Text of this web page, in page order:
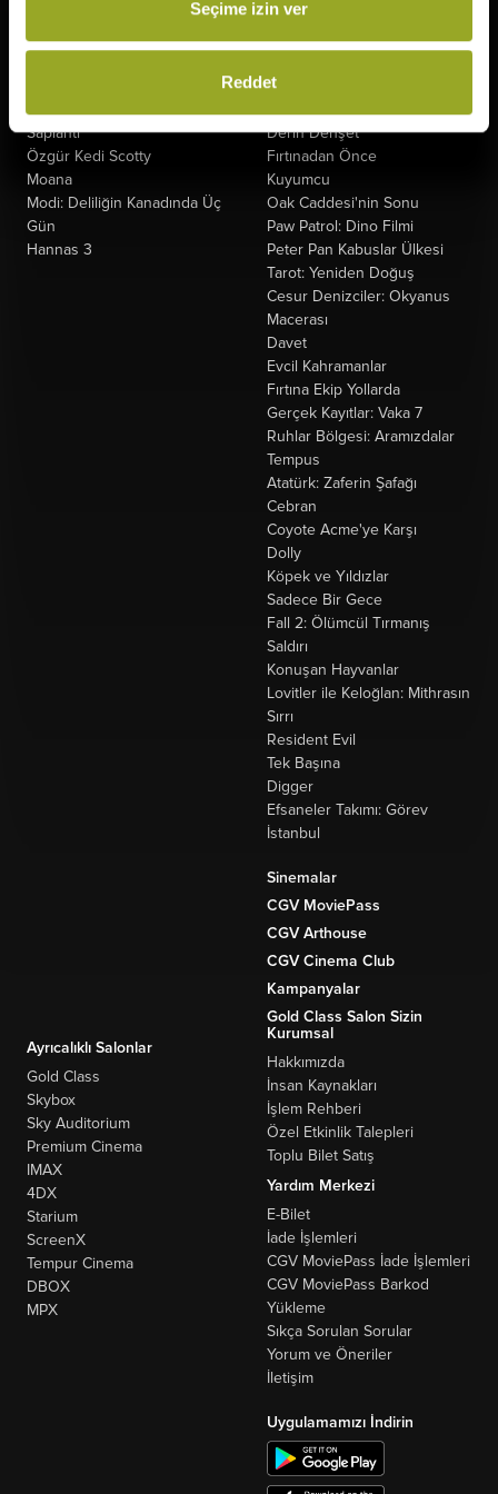
Seçime izin ver
Reddet
Minyonlar ve Canavarlar
Yolcusu 4
Saplantı
Özgür Kedi Scotty
Moana
Modi: Deliliğin Kanadında Üç
Gün
Hannas 3
Keloğlan ve Hayvan Dostları
Hayvan Çiftliği
Şeytandan Satılık
Derin Dehşet
Fırtınadan Önce
Kuyumcu
Oak Caddesi'nin Sonu
Paw Patrol: Dino Filmi
Peter Pan Kabuslar Ülkesi
Tarot: Yeniden Doğuş
Cesur Denizciler: Okyanus
Macerası
Davet
Evcil Kahramanlar
Fırtına Ekip Yollarda
Gerçek Kayıtlar: Vaka 7
Ruhlar Bölgesi: Aramızdalar
Tempus
Atatürk: Zaferin Şafağı
Cebran
Coyote Acme'ye Karşı
Dolly
Köpek ve Yıldızlar
Sadece Bir Gece
Fall 2: Ölümcül Tırmanış
Saldırı
Konuşan Hayvanlar
Lovitler ile Keloğlan: Mithrasın
Sırrı
Resident Evil
Tek Başına
Digger
Efsaneler Takımı: Görev
İstanbul
Sinemalar
CGV MoviePass
CGV Arthouse
CGV Cinema Club
Kampanyalar
Gold Class Salon Sizin
Ayrıcalıklı Salonlar
Gold Class
Skybox
Sky Auditorium
Premium Cinema
IMAX
4DX
Starium
ScreenX
Tempur Cinema
DBOX
MPX
Kurumsal
Hakkımızda
İnsan Kaynakları
İşlem Rehberi
Özel Etkinlik Talepleri
Toplu Bilet Satış
Yardım Merkezi
E-Bilet
İade İşlemleri
CGV MoviePass İade İşlemleri
CGV MoviePass Barkod
Yükleme
Sıkça Sorulan Sorular
Yorum ve Öneriler
İletişim
Uygulamamızı İndirin